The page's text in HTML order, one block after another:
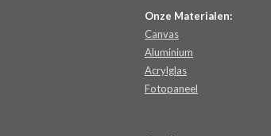
Onze Materialen:
Canvas
Aluminium
Acrylglas
Fotopaneel